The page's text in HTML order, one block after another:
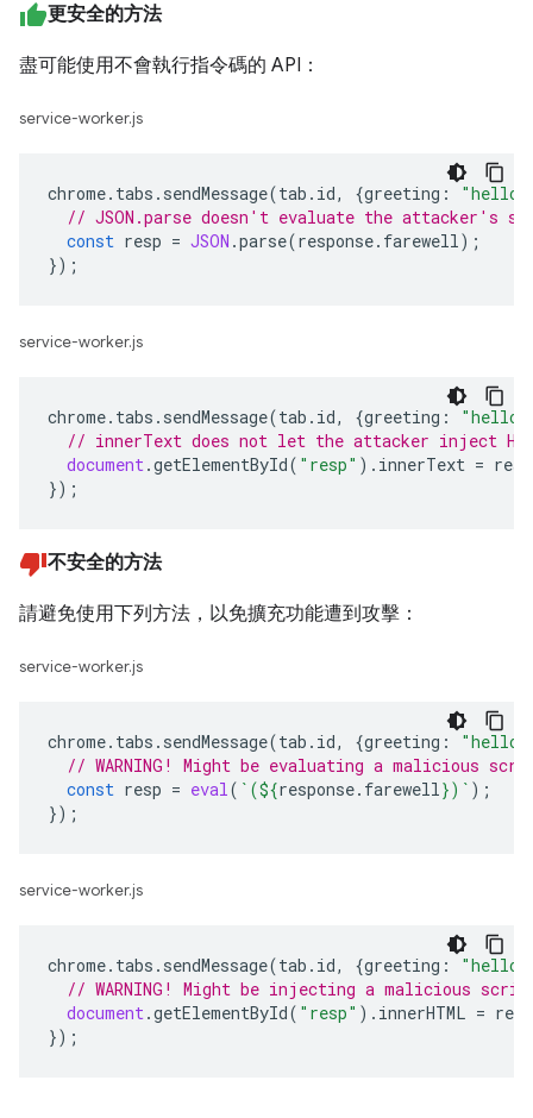
更安全的方法
盡可能使用不會執行指令碼的 API：
service-worker.js
chrome. tabs . sendMessage(tab . id, {greeting : "hello"
// JSON.parse doesn't evaluate the attacker's
const resp = JSON .parse(response. farewell);
});
service-worker.js
chrome. tabs . sendMessage(tab . id, {greeting : "hello"
// innerText does not let the attacker inject
document.getElementById( "resp" ). innerText =
});
不安全的方法
請避免使用下列方法，以免擴充功能遭到攻擊：
service-worker.js
chrome. tabs . sendMessage(tab . id, {greeting : "hello"
// WARNING! Might be evaluating a malicious
const resp = eval( `(${response. farewell})` );
});
service-worker.js
chrome. tabs . sendMessage(tab . id, {greeting : "hello"
// WARNING! Might be injecting a malicious
document.getElementById( "resp" ). innerHTML =
});